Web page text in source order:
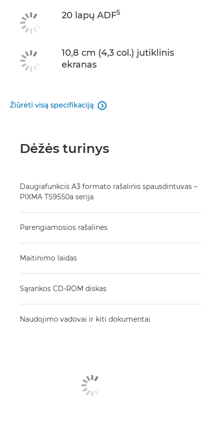
20 lapų ADF5
10,8 cm (4,3 col.) jutiklinis
ekranas
Žiūrėti visą specifikaciją 
Dėžės turinys
Daugiafunkcis A3 formato rašalinis spausdintuvas –
PIXMA TS9550a serija
Parengiamosios rašalinės
Maitinimo laidas
Sąrankos CD-ROM diskas
Naudojimo vadovai ir kiti dokumentai